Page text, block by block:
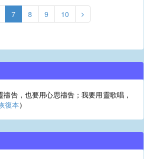
7 8 9 10
告，也要用心思禱告；我要用靈歌唱，
復本）